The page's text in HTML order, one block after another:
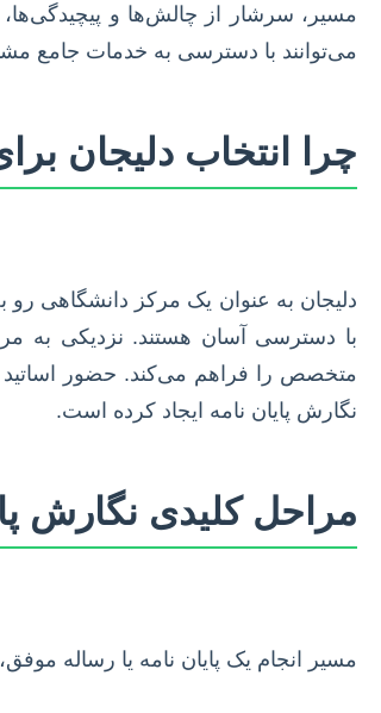
مسیر، سرشار از چالش‌ها و پیچیدگی‌ها،
می‌توانند با دسترسی به خدمات جامع
چرا انتخاب دلیجان
دلیجان به عنوان یک مرکز دانشگاهی
با دسترسی آسان هستند. نزدیکی به
متخصص را فراهم می‌کند. حضور
نگارش پایان نامه ایجاد کرده است.
مراحل کلیدی نگارش
مسیر انجام یک پایان نامه یا رساله